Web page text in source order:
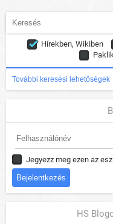
Hírekben, Wikiben
További keresési lehetőségek
Jegyezz meg ezen az
HS